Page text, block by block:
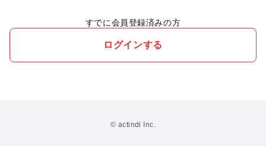
すでに会員登録済みの方
ログインする
© actindi Inc.